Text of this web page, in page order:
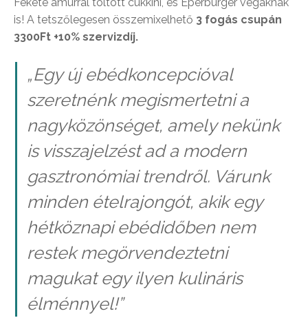
is! A tetszőlegesen összemixelhető 3 fogás csupán
3300Ft +10% szervizdíj.
„Egy új ebédkoncepcióval
szeretnénk megismertetni a
nagyközönséget, amely nekünk
is visszajelzést ad a modern
gasztronómiai trendről. Várunk
minden ételrajongót, akik egy
hétköznapi ebédidőben nem
restek megörvendeztetni
magukat egy ilyen kulináris
élménnyel!”